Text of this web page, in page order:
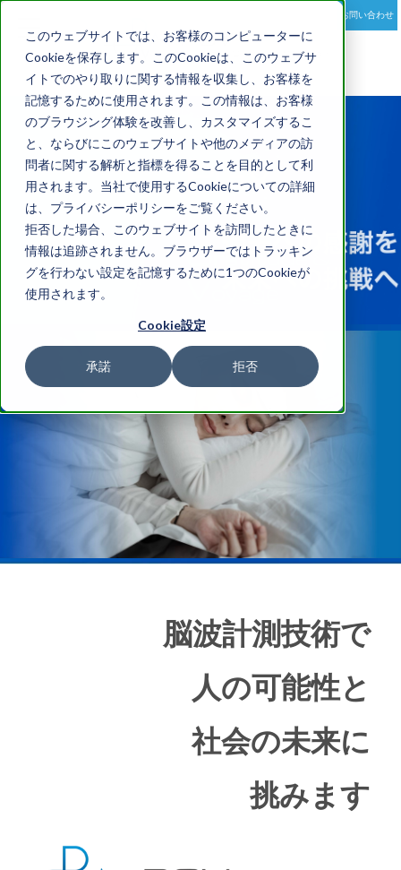
このウェブサイトでは、お客様のコンピューターに
Cookieを保存します。このCookieは、このウェブサ
イトでのやり取りに関する情報を収集し、お客様を
記憶するために使用されます。この情報は、お客様
のブラウジング体験を改善し、カスタマイズするこ
と、ならびにこのウェブサイトや他のメディアの訪
問者に関する解析と指標を得ることを目的として利
用されます。当社で使用するCookieについての詳細
は、プライバシーポリシーをご覧ください。
拒否した場合、このウェブサイトを訪問したときに
情報は追跡されません。ブラウザーではトラッキン
グを行わない設定を記憶するために1つのCookieが
使用されます。
Cookie設定
承諾 拒否
navigation
お問い合わせ
脳波計測技術で
人の可能性と
社会の未来に
挑みます